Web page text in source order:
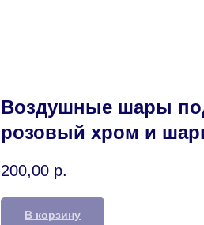
Воздушные шары
розовый хром и
200,00 р.
В корзину